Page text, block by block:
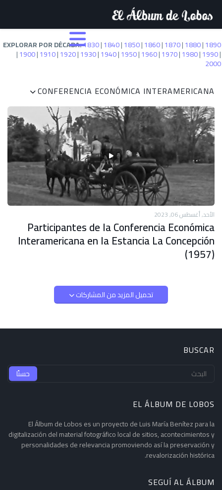
EXPLORAR POR DÉCADA:1830|1840|1850|1860|1870|1880|1890
|1900|1910|1920|1930|1940|1950|1960|1970|1980|1990|
2000
CONFERENCIA ECONÓMICA INTERAMERICANA
الأحد, أغسطس 06, 2023
Participantes de la Conferencia Económica
Interamericana en la Estancia La Concepción
(1957)
تحميل المزيد من المشاركات
BUSCAR
EL ÁLBUM DE LOBOS
El Álbum de Lobos es un proyecto de Luis María Benítez para la
digitalización del material fotográfico local de sitios, acontecimientos y
personalidades de relevancia promoviendo así la preservación y
revalorización histórica.
SEGUÍ AL ÁLBUM